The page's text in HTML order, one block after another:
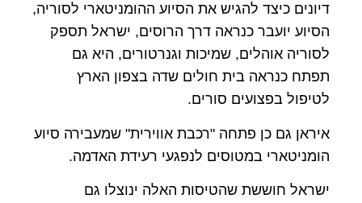
דיונים כיצד להגיש את הסיוע ההומניטארי לסוריה,
הסיוע יועבר כנראה דרך הרוסים, ישראל תספק
לסוריה אוהלים, שמיכות וגנרטורים, היא גם
תפתח כנראה בית חולים שדה בצפון הארץ
לטיפול בפצועים סורים.
איראן גם כן פתחה "רכבת אווירית" שמעבירה סיוע
הומניטארי במטוסים לנפגעי רעידת האדמה.
ישראל חוששת שהטיסות האלה ינוצלו גם